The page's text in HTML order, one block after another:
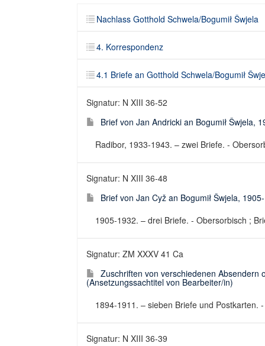
Nachlass Gotthold Schwela/Bogumił Šwjela
4. Korrespondenz
4.1 Briefe an Gotthold Schwela/Bogumił
Signatur: N XIII 36-52
Brief von Jan Andricki an Bogumił Šwjela,
Radibor, 1933-1943. – zwei Briefe. -
Signatur: N XIII 36-48
Brief von Jan Cyž an Bogumił Šwjela,
1905-1932. – drei Briefe. - Obersorbisch ;
Signatur: ZM XXXV 41 Ca
Zuschriften von verschiedenen Absendern
(Ansetzungssachtitel von Bearbeiter/in)
1894-1911. – sieben Briefe und Postkarten.
Signatur: N XIII 36-39